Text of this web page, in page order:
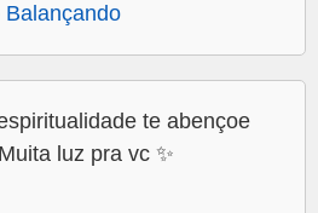
te abençoe
luz pra vc ✨